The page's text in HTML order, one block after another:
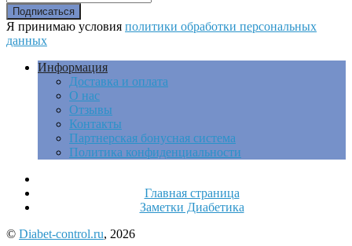
Я принимаю условия политики обработки персональных
данных
Информация
Доставка и оплата
О нас
Отзывы
Контакты
Партнерская бонусная система
Политика конфиденциальности
Главная страница
Заметки Диабетика
© Diabet-control.ru, 2026